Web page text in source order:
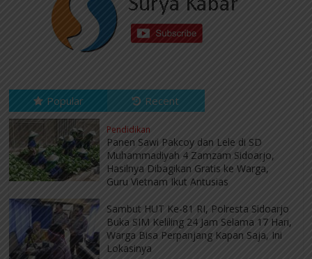
Popular Recent
Pendidikan
Panen Sawi Pakcoy dan Lele di SD
Muhammadiyah 4 Zamzam Sidoarjo,
Hasilnya Dibagikan Gratis ke Warga,
Guru Vietnam Ikut Antusias
Sambut HUT Ke-81 RI, Polresta Sidoarjo
Buka SIM Keliling 24 Jam Selama 17 Hari,
Warga Bisa Perpanjang Kapan Saja, Ini
Lokasinya